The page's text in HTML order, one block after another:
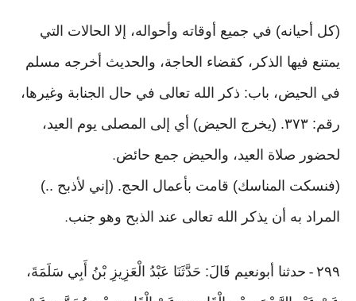
(كل أحيانه) في جميع أوقاته وأحواله، إلا الحالات التي
يمتنع فيها الذكر، كقضاء الحاجة، والحديث أخرجه مسلم
في الحيض، باب: ذكر الله تعالى في حال الجنابة وغيرها،
رقم: ٣٧٣. (يخرج الحيض) أي إلى المصلى يوم العيد،
لحضور صلاة العيد، والحيض جمع حائض.
(فنسكت المناسك) قامت بأعمال الحج. (إني لأذبح ..)
المراد به أن يذكر الله تعالى عند الذبح وهو جنب.
٢٩٩ - حدثنا أبونعيم قَالَ: حَدَّثَنَا عَبْدُ الْعَزِيزِ بْنُ أَبِي سَلَمَةَ،